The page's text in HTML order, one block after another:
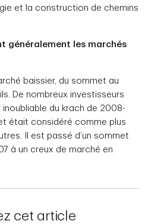
et la construction de chemins
généralement les marchés
baissier, du sommet au
De nombreux investisseurs
inoubliable du krach de 2008-
était considéré comme plus
Il est passé d’un sommet
à un creux de marché en
cet article